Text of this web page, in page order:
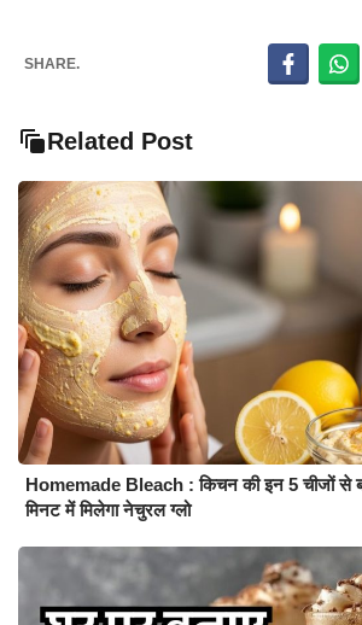
SHARE.
Related Post
Homemade Bleach : किचन की इन 5 चीजों से
मिनट में मिलेगा नेचुरल ग्लो